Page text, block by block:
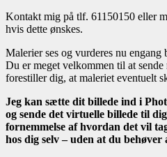
Kontakt mig på tlf. 61150150 eller
hvis dette ønskes.
Malerier ses og vurderes nu engang
Du er meget velkommen til at
forestiller dig, at maleriet eventuelt
Jeg kan sætte dit billede ind i
og sende det virtuelle billede til
fornemmelse af hvordan det vil
hos dig selv – uden at du